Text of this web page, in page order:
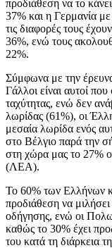
προδιάθεση να το
37% και η Γερμανία
τις διαφορές τους
36%, ενώ τους
22%.
Σύμφωνα με την
Γάλλοι είναι αυτοί
ταχύτητας, ενώ δεν
λωρίδας (61%), οι
μεσαία λωρίδα ενός
στο Βέλγιο παρά την
στη χώρα μας το 27%
(ΛΕΑ).
Το 60% των Ελλήνων
προδιάθεση να
οδήγησης, ενώ οι
καθώς το 30% έχει
του κατά τη διάρκεια